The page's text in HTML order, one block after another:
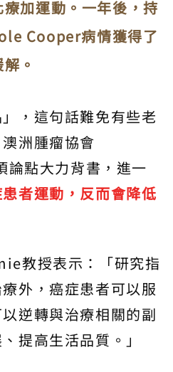
加運動。一年後，持
Cooper病情獲得了
。
」，這句話難免有些老
洲腫瘤協會
論點大力背書，進一
者運動，反而會降低
教授表示：「研究指
外，癌症患者可以服
逆轉與治療相關的副
提高生活品質。」